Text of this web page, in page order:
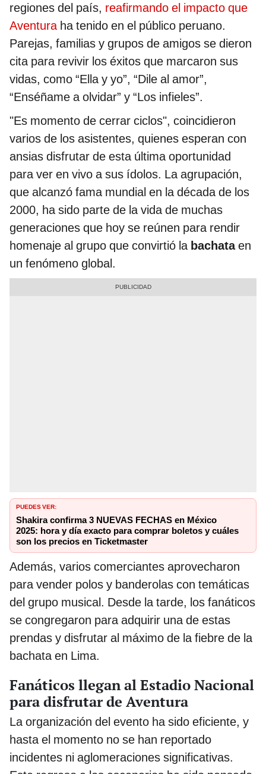
regiones del país, reafirmando el impacto que
Aventuraha tenido en el público peruano.
Parejas, familias y grupos de amigos se dieron
cita para revivir los éxitos que marcaron sus
vidas, como “Ella y yo”, “Dile al amor”,
“Enséñame a olvidar” y “Los infieles”.
"Es momento de cerrar ciclos", coincidieron
varios de los asistentes, quienes esperan con
ansias disfrutar de esta última oportunidad
para ver en vivo a sus ídolos. La agrupación,
que alcanzó fama mundial en la década de los
2000, ha sido parte de la vida de muchas
generaciones que hoy se reúnen para rendir
homenaje al grupo que convirtió la bachataen
un fenómeno global.
PUEDES VER:
Shakira confirma 3 NUEVAS FECHAS en México
2025: hora y día exacto para comprar boletos y cuáles
son los precios en Ticketmaster
Además, varios comerciantes aprovecharon
para vender polos y banderolas con temáticas
del grupo musical. Desde la tarde, los fanáticos
se congregaron para adquirir una de estas
prendas y disfrutar al máximo de la fiebre de la
bachata en Lima.
Fanáticos llegan al Estadio Nacional
para disfrutar de Aventura
La organización del evento ha sido eficiente, y
hasta el momento no se han reportado
incidentes ni aglomeraciones significativas.